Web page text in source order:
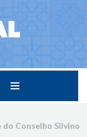
Conselho Silvino